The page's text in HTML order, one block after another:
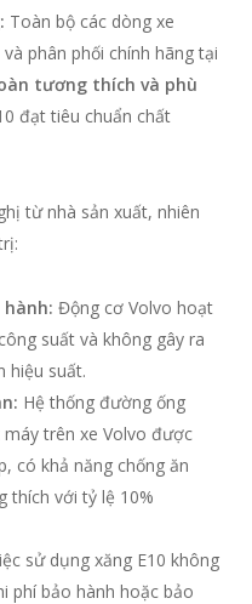
Toàn bộ các dòng xe
phân phối chính hãng tại
tương thích và phù
đạt tiêu chuẩn chất
từ nhà sản xuất, nhiên
hành: Động cơ Volvo hoạt
suất và không gây ra
hiệu suất.
Hệ thống đường ống
trên xe Volvo được
có khả năng chống ăn
thích với tỷ lệ 10%
sử dụng xăng E10 không
phí bảo hành hoặc bảo